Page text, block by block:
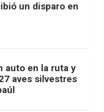
un disparo en
auto en la ruta y
aves silvestres